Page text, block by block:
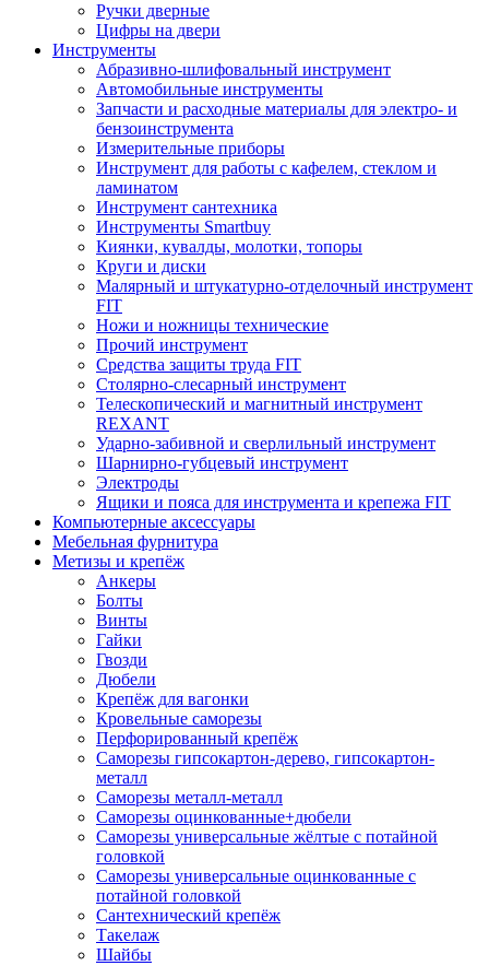
Ручки дверные
Цифры на двери
Инструменты
Абразивно-шлифовальный инструмент
Автомобильные инструменты
Запчасти и расходные материалы для электро- и
бензоинструмента
Измерительные приборы
Инструмент для работы с кафелем, стеклом и
ламинатом
Инструмент сантехника
Инструменты Smartbuy
Киянки, кувалды, молотки, топоры
Круги и диски
Малярный и штукатурно-отделочный инструмент
FIT
Ножи и ножницы технические
Прочий инструмент
Средства защиты труда FIT
Столярно-слесарный инструмент
Телескопический и магнитный инструмент
REXANT
Ударно-забивной и сверлильный инструмент
Шарнирно-губцевый инструмент
Электроды
Ящики и пояса для инструмента и крепежа FIT
Компьютерные аксессуары
Мебельная фурнитура
Метизы и крепёж
Анкеры
Болты
Винты
Гайки
Гвозди
Дюбели
Крепёж для вагонки
Кровельные саморезы
Перфорированный крепёж
Саморезы гипсокартон-дерево, гипсокартон-
металл
Саморезы металл-металл
Саморезы оцинкованные+дюбели
Саморезы универсальные жёлтые с потайной
головкой
Саморезы универсальные оцинкованные с
потайной головкой
Сантехнический крепёж
Такелаж
Шайбы